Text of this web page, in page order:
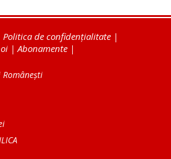
Politica de confidențialitate |
|Abonamente |